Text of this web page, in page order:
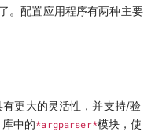
。配置应用程序有两种主要
更大的灵活性，并支持/验
中的*argparser*模块，使